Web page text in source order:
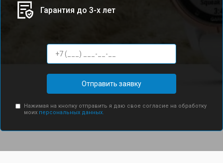
Гарантия до 3-х лет
Отправить заявку
Нажимая на кнопку отправить я даю свое согласие на обработку
моих персональных данных.